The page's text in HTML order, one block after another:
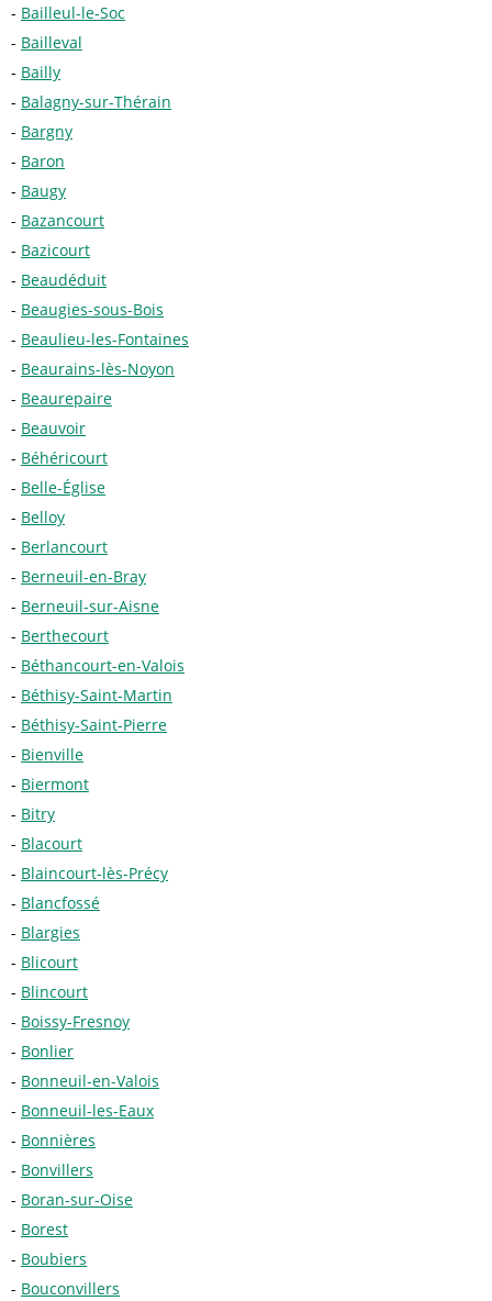
Bailleul-le-Soc
Bailleval
Bailly
Balagny-sur-Thérain
Bargny
Baron
Baugy
Bazancourt
Bazicourt
Beaudéduit
Beaugies-sous-Bois
Beaulieu-les-Fontaines
Beaurains-lès-Noyon
Beaurepaire
Beauvoir
Béhéricourt
Belle-Église
Belloy
Berlancourt
Berneuil-en-Bray
Berneuil-sur-Aisne
Berthecourt
Béthancourt-en-Valois
Béthisy-Saint-Martin
Béthisy-Saint-Pierre
Bienville
Biermont
Bitry
Blacourt
Blaincourt-lès-Précy
Blancfossé
Blargies
Blicourt
Blincourt
Boissy-Fresnoy
Bonlier
Bonneuil-en-Valois
Bonneuil-les-Eaux
Bonnières
Bonvillers
Boran-sur-Oise
Borest
Boubiers
Bouconvillers